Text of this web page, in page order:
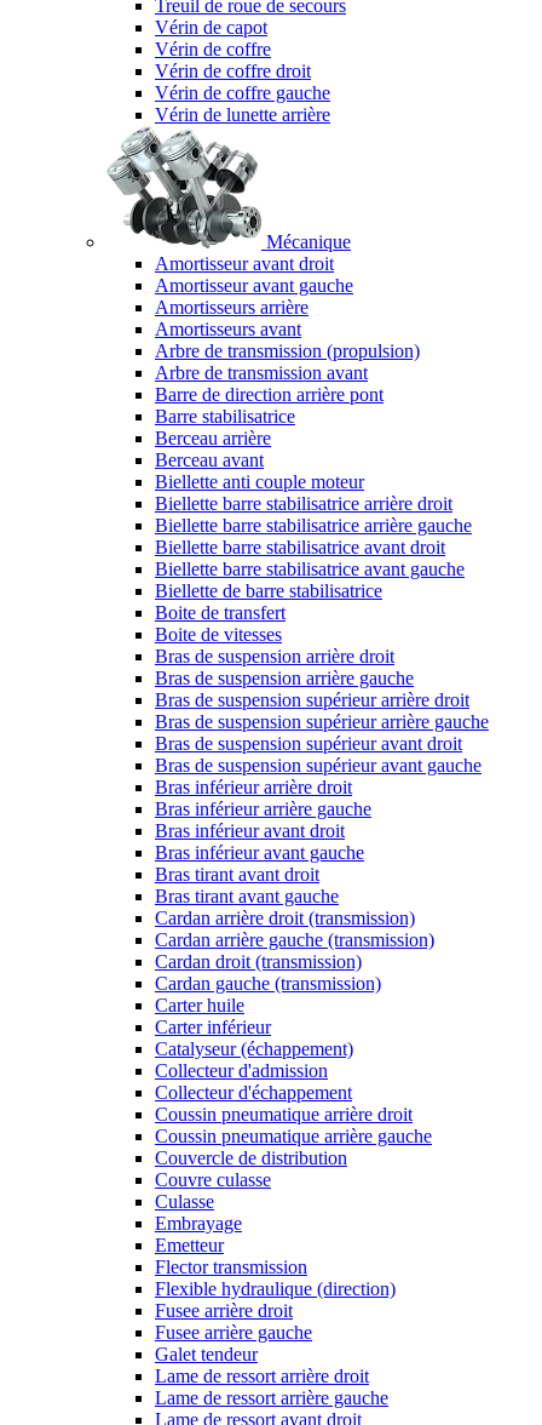
Treuil de roue de secours
Vérin de capot
Vérin de coffre
Vérin de coffre droit
Vérin de coffre gauche
Vérin de lunette arrière
Mécanique
Amortisseur avant droit
Amortisseur avant gauche
Amortisseurs arrière
Amortisseurs avant
Arbre de transmission (propulsion)
Arbre de transmission avant
Barre de direction arrière pont
Barre stabilisatrice
Berceau arrière
Berceau avant
Biellette anti couple moteur
Biellette barre stabilisatrice arrière droit
Biellette barre stabilisatrice arrière gauche
Biellette barre stabilisatrice avant droit
Biellette barre stabilisatrice avant gauche
Biellette de barre stabilisatrice
Boite de transfert
Boite de vitesses
Bras de suspension arrière droit
Bras de suspension arrière gauche
Bras de suspension supérieur arrière droit
Bras de suspension supérieur arrière gauche
Bras de suspension supérieur avant droit
Bras de suspension supérieur avant gauche
Bras inférieur arrière droit
Bras inférieur arrière gauche
Bras inférieur avant droit
Bras inférieur avant gauche
Bras tirant avant droit
Bras tirant avant gauche
Cardan arrière droit (transmission)
Cardan arrière gauche (transmission)
Cardan droit (transmission)
Cardan gauche (transmission)
Carter huile
Carter inférieur
Catalyseur (échappement)
Collecteur d'admission
Collecteur d'échappement
Coussin pneumatique arrière droit
Coussin pneumatique arrière gauche
Couvercle de distribution
Couvre culasse
Culasse
Embrayage
Emetteur
Flector transmission
Flexible hydraulique (direction)
Fusee arrière droit
Fusee arrière gauche
Galet tendeur
Lame de ressort arrière droit
Lame de ressort arrière gauche
Lame de ressort avant droit